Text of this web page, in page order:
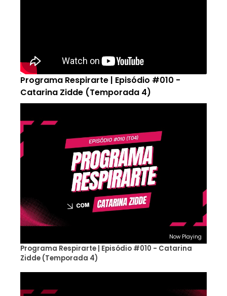
Programa Respirarte | Episódio #010 -
Catarina Zidde (Temporada 4)
Now Playing
Programa Respirarte | Episódio #010 - Catarina
Zidde (Temporada 4)